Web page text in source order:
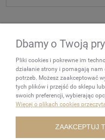
NEWSLETTER
Podaj swój adres e-mail, jeżeli
chcesz otrzymywać
informacje o nowościach i
promocjach.
Dbamy o Twoją
Pliki cookies i pokrewne im
działanie strony i pomagają
potrzeb. Możesz zaakceptować
tych plików i przejść do sklepu
swoich preferencji, wybierając
Więcej o plikach cookies
ZAAKCEPTUJ